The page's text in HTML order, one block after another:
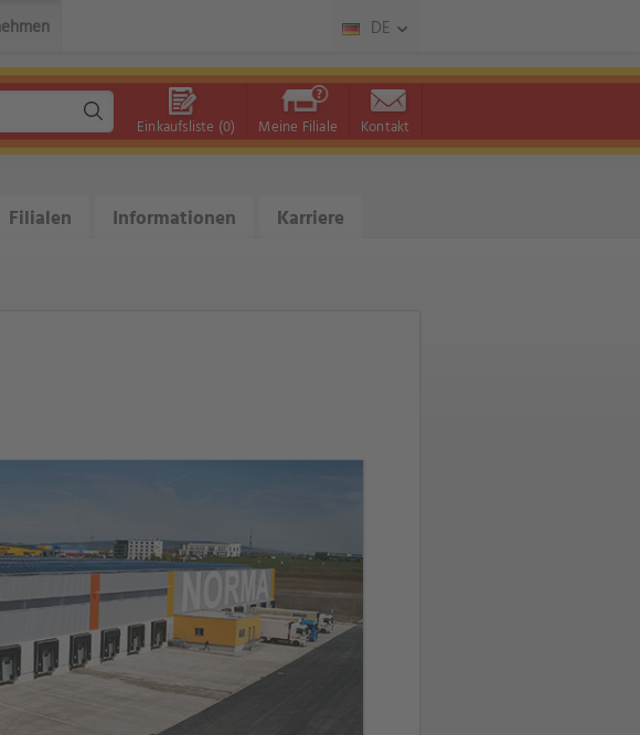
DE
Einkaufsliste (0) Meine Filiale Kontakt
Filialen Informationen Karriere